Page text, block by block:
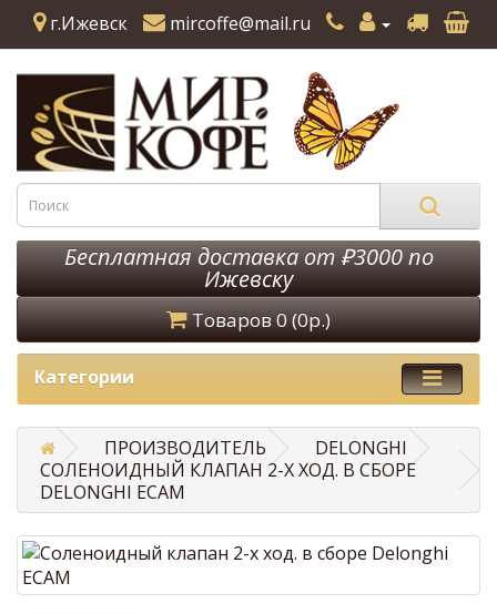
г.Ижевск mircoffe@mail.ru
Бесплатная доставка от ₽3000 по
Ижевску
Товаров 0 (0р.)
Категории
ПРОИЗВОДИТЕЛЬ
DELONGHI
СОЛЕНОИДНЫЙ КЛАПАН 2-Х ХОД. В СБОРЕ
DELONGHI ECAM